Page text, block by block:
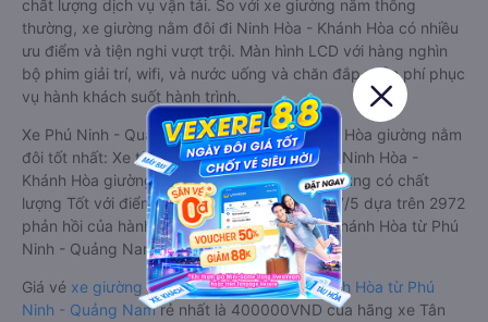
chất lượng dịch vụ vận tải. So với xe giường nằm thông
thường, xe giường nằm đôi đi Ninh Hòa - Khánh Hòa có nhiều
ưu điểm và tiện nghi vượt trội. Màn hình LCD với hàng nghìn
bộ phim giải trí, wifi, và nước uống và chăn đắp miễn phí phục
vụ hành khách suốt hành trình.
Xe Phú Ninh - Quảng Nam Ninh Hòa - Khánh Hòa giường nằm
đôi tốt nhất: Xe từ Phú Ninh - Quảng Nam đi Ninh Hòa -
Khánh Hòa giường nằm đôi được đánh giá chung có chất
lượng Tốt với điểm đánh giá trung bình từ 3.7/5 dựa trên 2972
phản hồi của hành khách Xe về Ninh Hòa - Khánh Hòa từ Phú
Ninh - Quảng Nam.
Giá vé xe giường nằm đôi đi Ninh Hòa - Khánh Hòa từ Phú
Ninh - Quảng Namrẻ nhất là 400000VND của hãng xe Tân